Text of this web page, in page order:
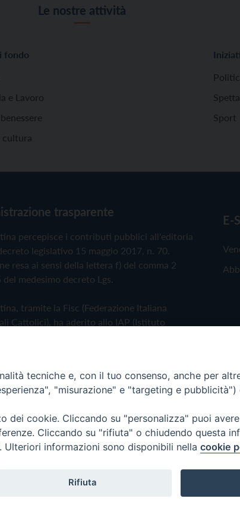
Le nostre attività
fondo
e Lavoro
cultura
Sport
trasparente
percepisce i contributi pubblici all'editoria
legislativo 15 maggio 2017, n. 70.
resa ai sensi della lettera f) del comma 2
medesimo decreto Lgs.
tramite la Fisc (Federazione Italiana
Cattolici), ha aderito allo IAP (Istituto
Cookie Policy
E-
tecniche e, con il tuo consenso, anche per
"misurazione" e "targeting e
dei cookie. Cliccando su "personalizza" puoi
Cliccando su "rifiuta" o chiudendo questa
informazioni sono disponibili nella cookie
Rifiuta